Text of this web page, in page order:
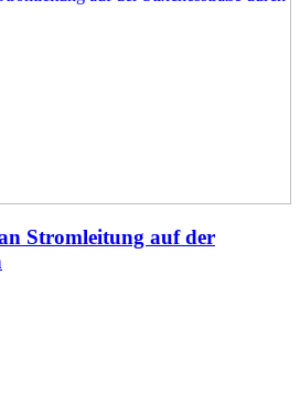
Stromleitung auf der